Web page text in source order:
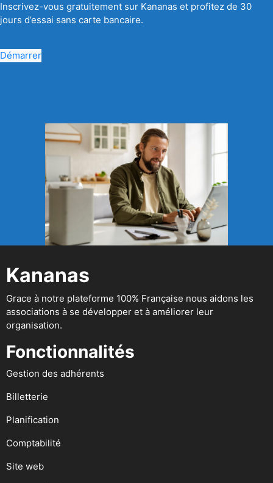
Inscrivez-vous gratuitement sur Kananas et profitez de 30
jours d’essai sans carte bancaire.
Démarrer
Kananas
Grace à notre plateforme 100% Française nous aidons les
associations à se développer et à améliorer leur
organisation.
Fonctionnalités
Gestion des adhérents
Billetterie
Planification
Comptabilité
Site web